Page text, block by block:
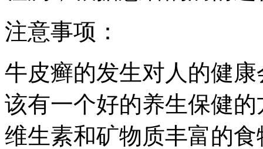
注意事项：
牛皮癣的发生对人的健
该有一个好的养生保健
维生素和矿物质丰富的